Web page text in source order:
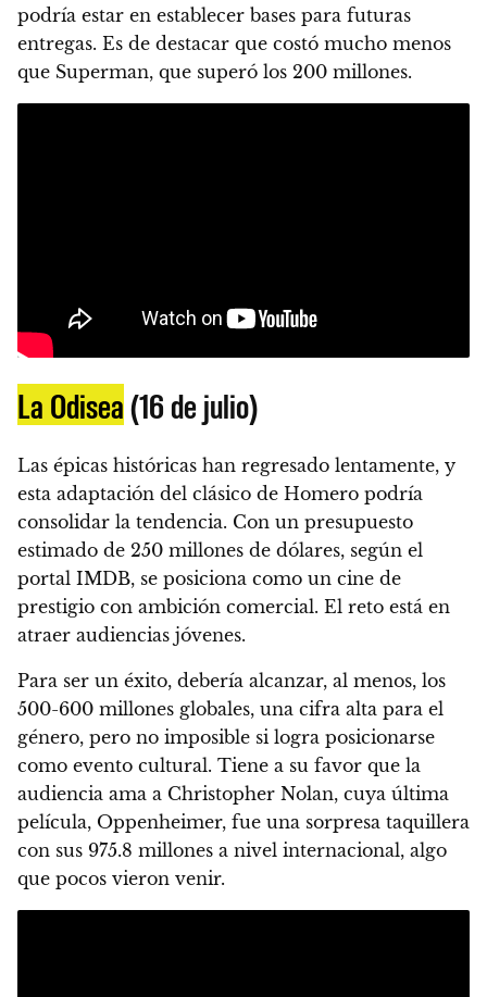
podría estar en establecer bases para futuras
entregas. Es de destacar que costó mucho menos
que Superman, que superó los 200 millones.
La Odisea(16 de julio)
Las épicas históricas han regresado lentamente, y
esta adaptación del clásico de Homero podría
consolidar la tendencia. Con un presupuesto
estimado de 250 millones de dólares, según el
portal IMDB, se posiciona como un cine de
prestigio con ambición comercial. El reto está en
atraer audiencias jóvenes.
Para ser un éxito, debería alcanzar, al menos, los
500-600 millones globales, una cifra alta para el
género, pero no imposible si logra posicionarse
como evento cultural. Tiene a su favor que la
audiencia ama a Christopher Nolan, cuya última
película, Oppenheimer, fue una sorpresa taquillera
con sus 975.8 millones a nivel internacional, algo
que pocos vieron venir.